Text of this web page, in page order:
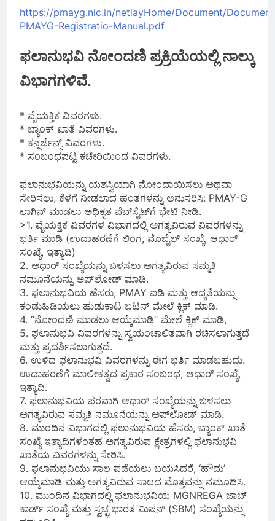
https://pmayg.nic.in/netiayHome/Document/
PMAYG-Registratio-Manual.pdf
ಫಲಾನುಭವಿ ನೋಂದಣಿ ಪ್ರಕ್ರಿಯೆಯಲ್ಲಿ ನಾಲ್ಕು
ವಿಭಾಗಗಳಿವೆ.
* ವೈಯಕ್ತಿಕ ವಿವರಗಳು.
* ಬ್ಯಾಂಕ್ ಖಾತೆ ವಿವರಗಳು.
* ಕನ್ನರ್ಜೆನ್ಸ್ ವಿವರಗಳು.
* ಸಂಬಂಧಪಟ್ಟ ಕಚೇರಿಯಿಂದ ವಿವರಗಳು.
ಫಲಾನುಭವಿಯನ್ನು ಯಶಸ್ವಿಯಾಗಿ ನೋಂದಾಯಿಸಲು ಅಥವಾ
ಸೇರಿಸಲು, ಕೆಳಗೆ ನೀಡಲಾದ ಹಂತಗಳನ್ನು ಅನುಸರಿಸಿ: PMAY-G
ಲಾಗಿನ್ ಮಾಡಲು ಅಧಿಕೃತ ವೆಬ್‌ಸೈಟ್‌ಗೆ ಭೇಟಿ ನೀಡಿ.
>1. ವೈಯಕ್ತಿಕ ವಿವರಗಳ ವಿಭಾಗದಲ್ಲಿ ಅಗತ್ಯವಿರುವ ವಿವರಗಳನ್ನು
ಭರ್ತಿ ಮಾಡಿ (ಉದಾಹರಣೆಗೆ ಲಿಂಗ, ಮೊಬೈಲ್ ಸಂಖ್ಯೆ, ಆಧಾರ್
ಸಂಖ್ಯೆ, ಇತ್ಯಾದಿ)
2. ಅಧಾರ್ ಸಂಖ್ಯೆಯನ್ನು ಬಳಸಲು ಅಗತ್ಯವಿರುವ ಸಮ್ಮತಿ
ನಮೂನೆಯನ್ನು ಅಪ್‌ಲೋಡ್ ಮಾಡಿ.
3. ಫಲಾನುಭವಿಯ ಹೆಸರು, PMAY ಐಡಿ ಮತ್ತು ಆದ್ಯತೆಯನ್ನು
ಕಂಡುಹಿಡಿಯಲು ಹುಡುಕಾಟ ಬಟನ್ ಮೇಲೆ ಕ್ಲಿಕ್ ಮಾಡಿ.
4. “ನೋಂದಣಿ ಮಾಡಲು ಆಯ್ಕೆಮಾಡಿ” ಮೇಲೆ ಕ್ಲಿಕ್ ಮಾಡಿ,
5. ಫಲಾನುಭವಿ ವಿವರಗಳನ್ನು ಸ್ವಯಂಚಾಲಿತವಾಗಿ ರಚಿಸಲಾಗುತ್ತದೆ
ಮತ್ತು ಪ್ರದರ್ಶಿಸಲಾಗುತ್ತದೆ.
6. ಉಳಿದ ಫಲಾನುಭವಿ ವಿವರಗಳನ್ನು ಈಗ ಭರ್ತಿ ಮಾಡಬಹುದು.
ಉದಾಹರಣೆಗೆ ಮಾಲೀಕತ್ವದ ಪ್ರಕಾರ ಸಂಬಂಧ, ಆಧಾ‌ರ್ ಸಂಖ್ಯೆ,
ಇತ್ಯಾದಿ.
7. ಫಲಾನುಭವಿಯ ಪರವಾಗಿ ಆಧಾರ್ ಸಂಖ್ಯೆಯನ್ನು ಬಳಸಲು
ಅಗತ್ಯವಿರುವ ಸಮ್ಮತಿ ನಮೂನೆಯನ್ನು ಅಪ್‌ಲೋಡ್ ಮಾಡಿ.
8. ಮುಂದಿನ ವಿಭಾಗದಲ್ಲಿ ಫಲಾನುಭವಿಯ ಹೆಸರು, ಬ್ಯಾಂಕ್ ಖಾತೆ
ಸಂಖ್ಯೆ ಇತ್ಯಾದಿಗಳಂತಹ ಅಗತ್ಯವಿರುವ ಕ್ಷೇತ್ರಗಳಲ್ಲಿ ಫಲಾನುಭವಿ
ಖಾತೆಯ ವಿವರಗಳನ್ನು ಸೇರಿಸಿ.
9. ಫಲಾನುಭವಿಯು ಸಾಲ ಪಡೆಯಲು ಬಯಸಿದರೆ, ‘ಹೌದು’
ಆಯ್ಕೆಮಾಡಿ ಮತ್ತು ಅಗತ್ಯವಿರುವ ಸಾಲದ ಮೊತ್ತವನ್ನು ನಮೂದಿಸಿ.
10. ಮುಂದಿನ ವಿಭಾಗದಲ್ಲಿ ಫಲಾನುಭವಿಯ MGNREGA ಜಾಬ್
ಕಾರ್ಡ್ ಸಂಖ್ಯೆ ಮತ್ತು ಸ್ವಚ್ಛ ಭಾರತ ಮಿಷನ್ (SBM) ಸಂಖ್ಯೆಯನ್ನು